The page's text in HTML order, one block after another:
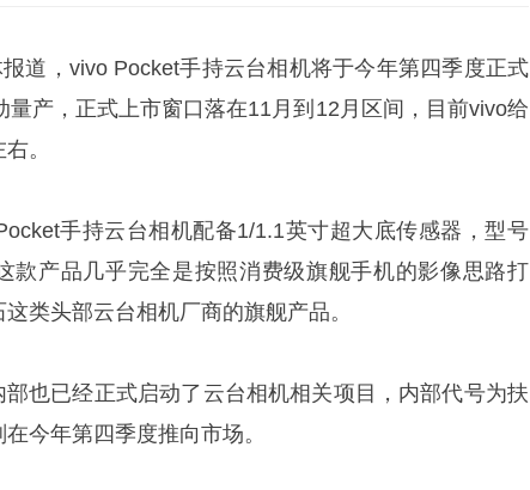
道，vivo Pocket手持云台相机将于今年第四季度正式
产，正式上市窗口落在11月到12月区间，目前vivo给
。
手持云台相机配备1/1.1英寸超大底传感器，型号
款产品几乎完全是按照消费级旗舰手机的影像思路打
类头部云台相机厂商的旗舰产品。
也已经正式启动了云台相机相关项目，内部代号为扶
今年第四季度推向市场。